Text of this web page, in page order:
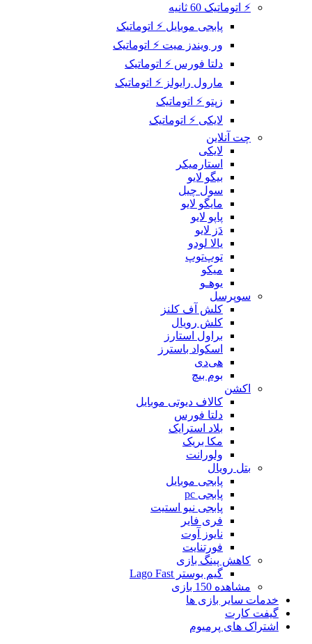
⚡ اتوماتیک 60 ثانیه
پابجی موبایل ⚡ اتوماتیک
ور ویندز میت ⚡ اتوماتیک
دلتا فورس ⚡ اتوماتیک
مارول رایولز ⚡ اتوماتیک
زپتو ⚡ اتوماتیک
لایکی ⚡ اتوماتیک
چت آنلاین
لایکی
استارمیکر
بیگو لایو
سول چیل
مایگو لایو
پاپو لایو
دَز لایو
یالا لودو
توپ‌توپ
میکو
یوهـو
سوپرسل
کلش آف کلنز
کلش رویال
براول استارز
اسکواد باسترز
هی‌دی
بوم بیچ
اکشن
کالاف دیوتی موبایل
دلتا فورس
بلاد استرایک
مکا بریک
ولورانت
بتل رویال
پابجی موبایل
پابجی pc
پابجی نیو استیت
فری فایر
نایوز آوت
فورتنایت
کاهش پینگ بازی
گیم بوستر Lago Fast
مشاهده 150 بازی
خدمات سایر بازی ها
گیفت کارت
اشتراک های پرمیوم